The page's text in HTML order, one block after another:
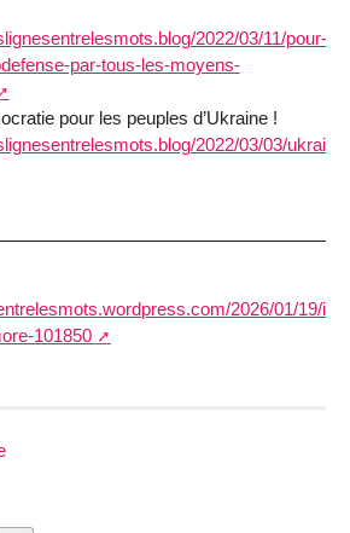
2022/03/11/pour-
par-tous-les-moyens-
pour les peuples d’Ukraine !
2022/03/03/ukraine-
2026/01/19/ils-
101850